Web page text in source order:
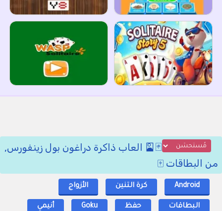
🃏🎴 العاب ذاكرة دراغون بول زينفورس,
من البطاقات 🀄
Android كرة التنين الأزواج
البطاقات حفظ Goku أنيمي